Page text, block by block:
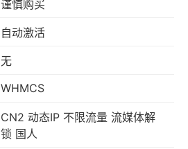
谨慎购买
自动激活
无
WHMCS
CN2 动态IP 不限流量 流媒体解
锁 国人